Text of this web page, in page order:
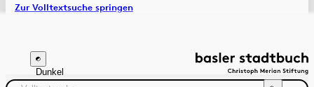
Zur Volltextsuche springen
Dunkel